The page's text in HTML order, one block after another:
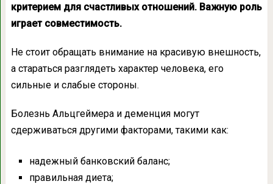
критерием для счастливых отношений. Важную роль
играет совместимость.
Не стоит обращать внимание на красивую внешность,
а стараться разглядеть характер человека, его
сильные и слабые стороны.
Болезнь Альцгеймера и деменция могут
сдерживаться другими факторами, такими как:
надежный банковский баланс;
правильная диета;